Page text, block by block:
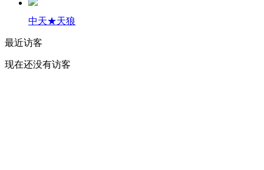
中天★天狼
最近访客
现在还没有访客